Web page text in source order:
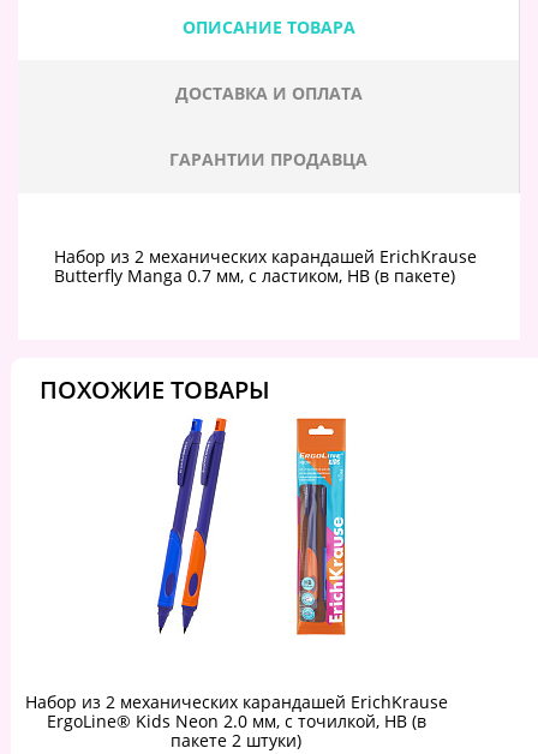
ОПИСАНИЕ ТОВАРА
ДОСТАВКА И ОПЛАТА
ГАРАНТИИ ПРОДАВЦА
Набор из 2 механических карандашей ErichKrause
Butterfly Manga 0.7 мм, с ластиком, НВ (в пакете)
ПОХОЖИЕ ТОВАРЫ
Набор из 2 механических карандашей ErichKrause
ErgoLine® Kids Neon 2.0 мм, с точилкой, НВ (в
пакете 2 штуки)